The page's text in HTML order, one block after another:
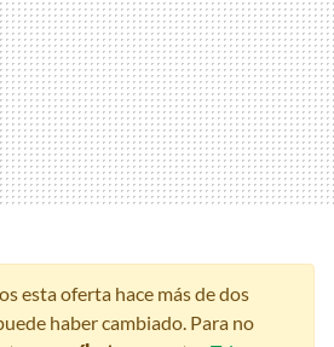
esta oferta hace más de dos
haber cambiado. Para no